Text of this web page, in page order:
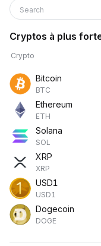
Search
Cryptos à plus
Crypto
Bitcoin
BTC
Ethereum
ETH
Solana
SOL
XRP
XRP
USD1
USD1
Dogecoin
DOGE